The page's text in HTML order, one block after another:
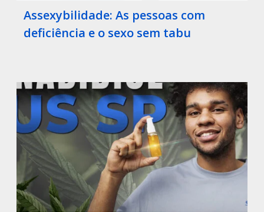
Assexybilidade: As pessoas com
deficiência e o sexo sem tabu